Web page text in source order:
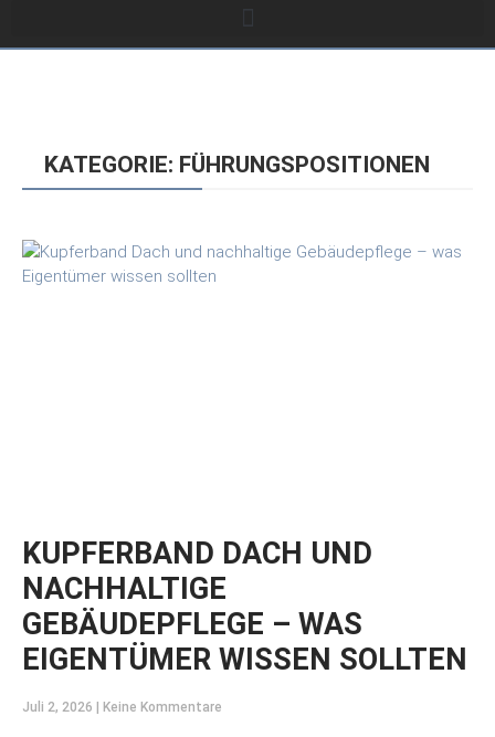
KATEGORIE: FÜHRUNGSPOSITIONEN
KUPFERBAND DACH UND
NACHHALTIGE
GEBÄUDEPFLEGE – WAS
EIGENTÜMER WISSEN SOLLTEN
Juli 2, 2026 Keine Kommentare